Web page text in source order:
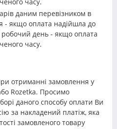
даним перевізником в
- якщо оплата надійшла до
день - якщо оплата
часу.
отриманні замовлення у
Rozetka. Просимо
даного способу оплати Ви
за накладений платіж, яка
замовленого товару